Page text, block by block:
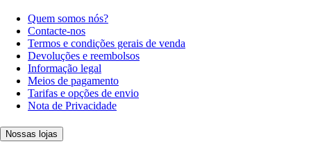
Quem somos nós?
Contacte-nos
Termos e condições gerais de venda
Devoluções e reembolsos
Informação legal
Meios de pagamento
Tarifas e opções de envio
Nota de Privacidade
Nossas lojas